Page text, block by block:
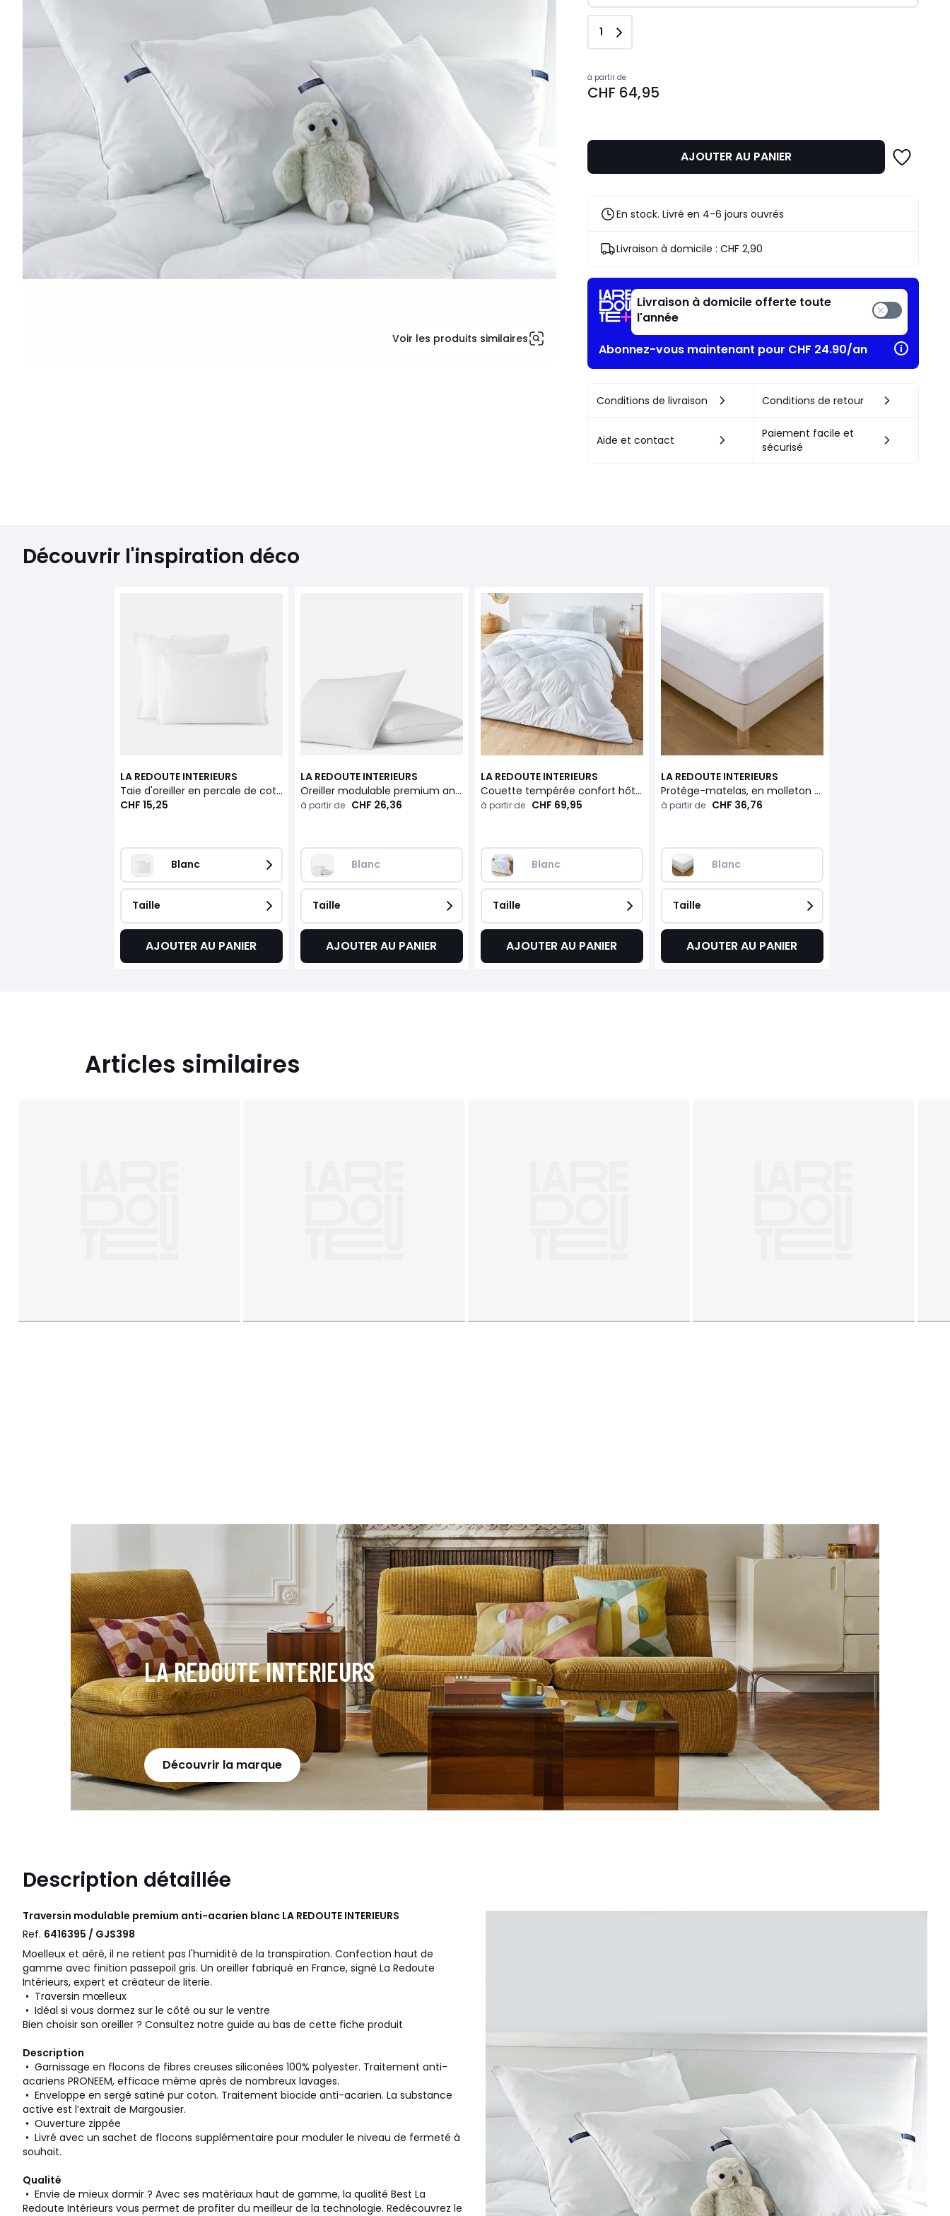
Voir les produits similaires
Quantité
1
Prix
à
64,95.
à partir de
CHF 64,95
AJOUTER AU PANIER
En stock. Livré en 4-6 jours ouvrés
Livraison à domicile :CHF 2,90
Livraison à domicile offerte toute
l'année
Abonnez-vous maintenant pour CHF 24.90/an​
Conditions de livraison Conditions de retour
Aide et contact
Paiement facile et
sécurisé
Découvrir l'inspiration déco
LA REDOUTE INTERIEURS
Taie d'oreiller en percale de coton, 80 fils, Scenario
CHF 15,25
Blanc
Taille
AJOUTER AU PANIER
LA REDOUTE INTERIEURS
Oreiller modulable premium anti-acarien
à partir de CHF 26,36
Blanc
Taille
AJOUTER AU PANIER
LA REDOUTE INTERIEURS
Couette tempérée confort hôtel
à partir de CHF 69,95
Blanc
Taille
AJOUTER AU PANIER
LA REDOUTE INTERIEURS
Protège-matelas, en molleton absorbant premium, hauteur maxi 25 cm
à partir de CHF 36,76
Blanc
Taille
AJOUTER AU PANIER
Articles similaires
LA REDOUTE INTERIEURS
Découvrir la marque
Description détaillée
Traversin modulable premium anti-acarien blanc LA REDOUTE INTERIEURS
Ref. 6416395 / GJS398
Moelleux et aéré, il ne retient pas l'humidité de la transpiration. Confection haut de
gamme avec finition passepoil gris. Un oreiller fabriqué en France, signé La Redoute
Intérieurs, expert et créateur de literie.
• Traversin mœlleux
• Idéal si vous dormez sur le côté ou sur le ventre
Bien choisir son oreiller ? Consultez notre guide au bas de cette fiche produit
Description
• Garnissage en flocons de fibres creuses siliconées 100% polyester. Traitement anti-
acariens PRONEEM, efficace même après de nombreux lavages.
• Enveloppe en sergé satiné pur coton. Traitement biocide anti-acarien. La substance
active est l’extrait de Margousier.
• Ouverture zippée
• Livré avec un sachet de flocons supplémentaire pour moduler le niveau de fermeté à
souhait.
Qualité
• Envie de mieux dormir ? Avec ses matériaux haut de gamme, la qualité Best La
Redoute Intérieurs vous permet de profiter du meilleur de la technologie. Redécouvrez le